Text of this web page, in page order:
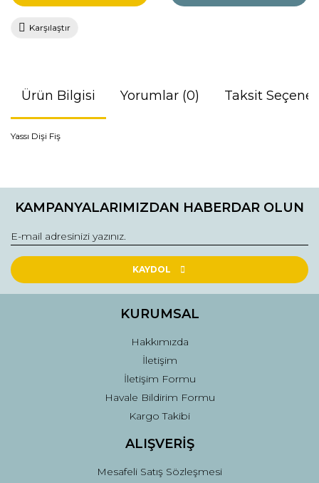
Karşılaştır
Ürün Bilgisi Yorumlar (0) Taksit
Yassı Dişi Fiş
konularda yetersiz gördüğünüz noktaları öneri formunu
Görüş ve önerileriniz için teşekkür ederiz.
Ürün resmi kalitesiz, bozuk veya görüntülenemiyor.
Ürün açıklamasında eksik bilgiler bulunuyor.
Ürün fiyatı diğer sitelerden daha pahalı.
Gönder
KAMPANYALARIMIZDAN HABERDAR OLUN
KAYDOL
KURUMSAL
Hakkımızda
İletişim
İletişim Formu
Havale Bildirim Formu
Kargo Takibi
ALIŞVERİŞ
Mesafeli Satış Sözleşmesi